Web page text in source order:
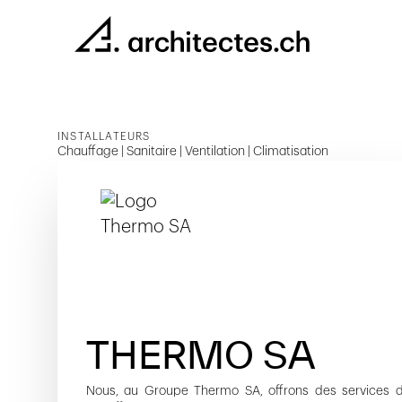
INSTALLATEURS
Chauffage | Sanitaire | Ventilation | Climatisation
THERMO SA
Nous, au Groupe Thermo SA, offrons des services